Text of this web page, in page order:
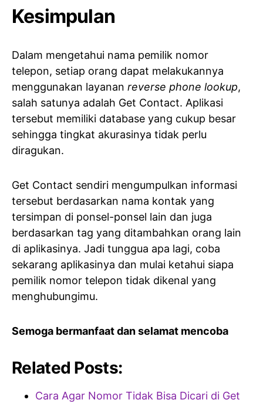
Kesimpulan
Dalam mengetahui nama pemilik nomor
telepon, setiap orang dapat melakukannya
menggunakan layanan reverse phone lookup,
salah satunya adalah Get Contact. Aplikasi
tersebut memiliki database yang cukup besar
sehingga tingkat akurasinya tidak perlu
diragukan.
Get Contact sendiri mengumpulkan informasi
tersebut berdasarkan nama kontak yang
tersimpan di ponsel-ponsel lain dan juga
berdasarkan tag yang ditambahkan orang lain
di aplikasinya. Jadi tunggua apa lagi, coba
sekarang aplikasinya dan mulai ketahui siapa
pemilik nomor telepon tidak dikenal yang
menghubungimu.
Semoga bermanfaat dan selamat mencoba
Related Posts:
Cara Agar Nomor Tidak Bisa Dicari di Get